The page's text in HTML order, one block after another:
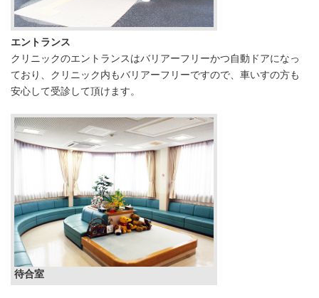
エントランス
クリニックのエントランスはバリアーフリーかつ自動ドアになっ
ており、クリニック内もバリアーフリーですので、車いすの方も
安心して受診して頂けます。
待合室